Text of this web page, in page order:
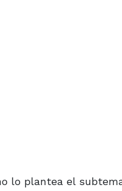
lo plantea el